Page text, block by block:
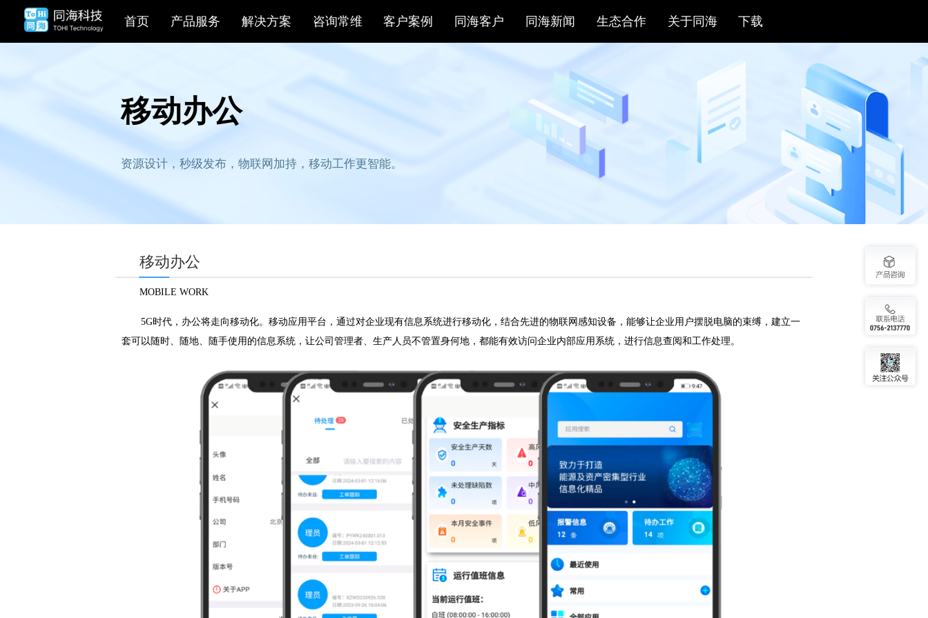
首页 产品服务 解决方案 咨询常维 客户案例 同海客户 同海新闻 生态合作 关于同海
移动办公
移动办公
5G时代，办公将走向移动化。移动应用平台，通过对企业现有信息系统进行移动化，结合先进的物联网感知设备，能够让企业用户摆脱电脑的束缚，建立一
套可以随时、随地、随手使用的信息系统，让公司管理者、生产人员不管置身何地，都能有效访问企业内部应用系统，进行信息查阅和工作处理。